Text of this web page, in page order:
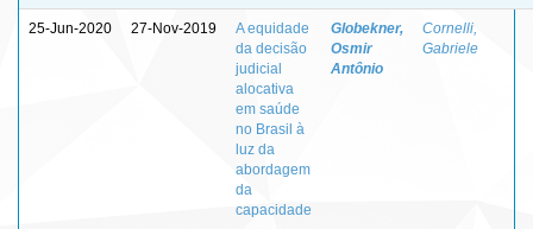
25-Jun-2020 27-Nov-2019
A equidade
da decisão
judicial
alocativa
em saúde
no Brasil à
luz da
abordagem
da
capacidade
Globekner,
Osmir
Antônio
Cornelli,
Gabriele